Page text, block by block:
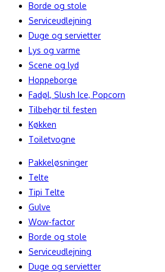
Borde og stole
Serviceudlejning
Duge og servietter
Lys og varme
Scene og lyd
Hoppeborge
Fadøl, Slush Ice, Popcorn
Tilbehør til festen
Køkken
Toiletvogne
Pakkeløsninger
Telte
Tipi Telte
Gulve
Wow-factor
Borde og stole
Serviceudlejning
Duge og servietter